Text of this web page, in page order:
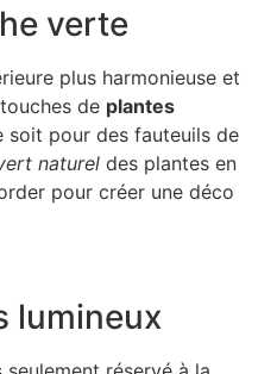
verte
plus harmonieuse et
de plantes
soit pour des fauteuils de
naturel des plantes en
pour créer une déco
lumineux